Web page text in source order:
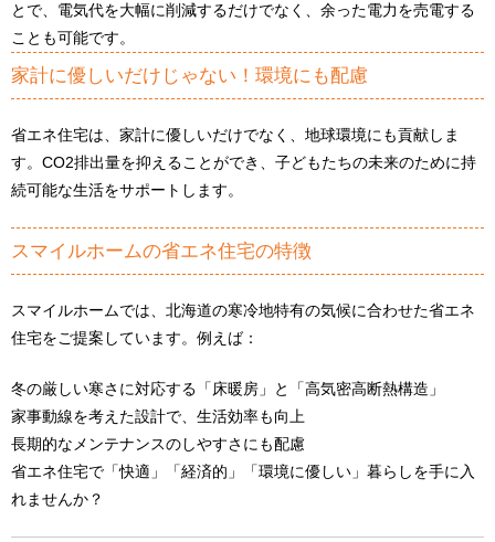
とで、電気代を大幅に削減するだけでなく、余った電力を売電する
ことも可能です。
家計に優しいだけじゃない！環境にも配慮
省エネ住宅は、家計に優しいだけでなく、地球環境にも貢献しま
す。CO2排出量を抑えることができ、子どもたちの未来のために持
続可能な生活をサポートします。
スマイルホームの省エネ住宅の特徴
スマイルホームでは、北海道の寒冷地特有の気候に合わせた省エネ
住宅をご提案しています。例えば：
冬の厳しい寒さに対応する「床暖房」と「高気密高断熱構造」
家事動線を考えた設計で、生活効率も向上
長期的なメンテナンスのしやすさにも配慮
省エネ住宅で「快適」「経済的」「環境に優しい」暮らしを手に入
れませんか？